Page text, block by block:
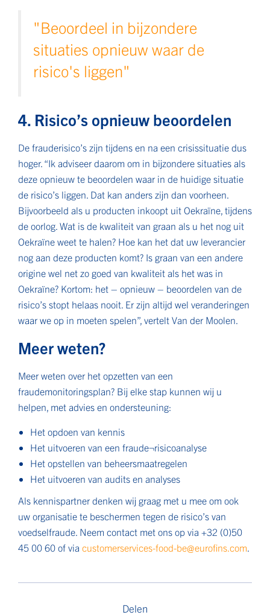
"Beoordeel in bijzondere
situaties opnieuw waar de
risico's liggen"
4. Risico’s opnieuw beoordelen
De frauderisico’s zijn tijdens en na een crisissituatie dus
hoger. “Ik adviseer daarom om in bijzondere situaties als
deze opnieuw te beoordelen waar in de huidige situatie
de risico’s liggen. Dat kan anders zijn dan voorheen.
Bijvoorbeeld als u producten inkoopt uit Oekraïne, tijdens
de oorlog. Wat is de kwaliteit van graan als u het nog uit
Oekraïne weet te halen? Hoe kan het dat uw leverancier
nog aan deze producten komt? Is graan van een andere
origine wel net zo goed van kwaliteit als het was in
Oekraïne? Kortom: het – opnieuw – beoordelen van de
risico’s stopt helaas nooit. Er zijn altijd wel veranderingen
waar we op in moeten spelen”, vertelt Van der Moolen.
Meer weten?
Meer weten over het opzetten van een
fraudemonitoringsplan? Bij elke stap kunnen wij u
helpen, met advies en ondersteuning:
Het opdoen van kennis
Het uitvoeren van een fraude¬risicoanalyse
Het opstellen van beheersmaatregelen
Het uitvoeren van audits en analyses
Als kennispartner denken wij graag met u mee om ook
uw organisatie te beschermen tegen de risico’s van
voedselfraude. Neem contact met ons op via +32 (0)50
45 00 60 of via customerservices-food-be@eurofins.com.
Delen